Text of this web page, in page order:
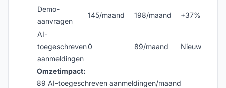
Demo-
aanvragen
145/maand 198/maand +37%
AI-
toegeschreven
aanmeldingen
0 89/maand Nieuw
Omzetimpact:
89 AI-toegeschreven aanmeldingen/maand